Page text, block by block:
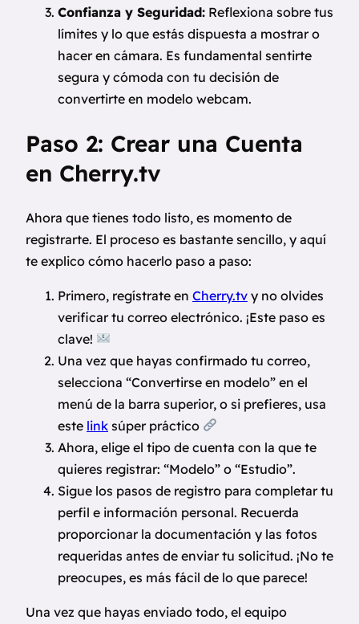
Confianza y Seguridad: Reflexiona sobre tus
límites y lo que estás dispuesta a mostrar o
hacer en cámara. Es fundamental sentirte
segura y cómoda con tu decisión de
convertirte en modelo webcam.
Paso 2: Crear una Cuenta
en Cherry.tv
Ahora que tienes todo listo, es momento de
registrarte. El proceso es bastante sencillo, y aquí
te explico cómo hacerlo paso a paso:
Primero, regístrate en Cherry.tv y no olvides
verificar tu correo electrónico. ¡Este paso es
clave!
Una vez que hayas confirmado tu correo,
selecciona “Convertirse en modelo” en el
menú de la barra superior, o si prefieres, usa
este link súper práctico
Ahora, elige el tipo de cuenta con la que te
quieres registrar: “Modelo” o “Estudio”.
Sigue los pasos de registro para completar tu
perfil e información personal. Recuerda
proporcionar la documentación y las fotos
requeridas antes de enviar tu solicitud. ¡No te
preocupes, es más fácil de lo que parece!
Una vez que hayas enviado todo, el equipo